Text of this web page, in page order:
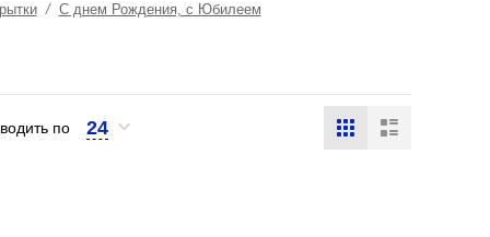
С днем Рождения, с Юбилеем
по 24